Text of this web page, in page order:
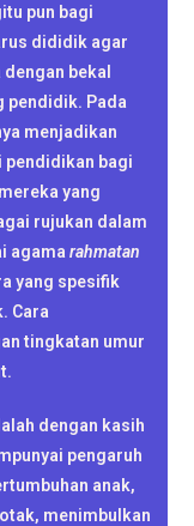
pun bagi
dididik agar
bekal
pendidik. Pada
menjadikan
bagi
yang
rujukan dalam
agamarahmatan
yang spesifik
Cara
tingkatan umur
dengan kasih
pengaruh
anak,
menimbulkan